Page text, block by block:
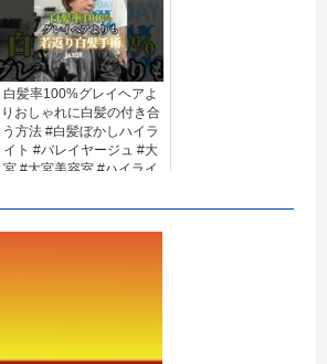
白髪率100%グレイヘアよ
りおしゃれに白髪の付き合
う方法 #白髪ぼかしハイラ
イト #バレイヤージュ #大
宮 #大宮美容室 #ハイライ